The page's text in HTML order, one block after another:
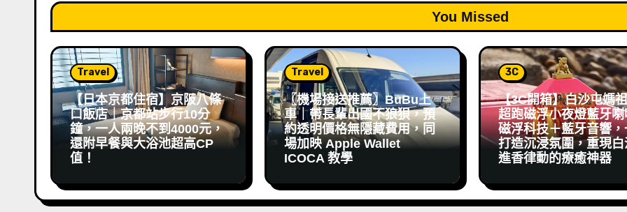
You Missed
Travel
【日本京都住宿】京阪八條
口飯店｜京都站步行10分
鐘，一人兩晚不到4000元，
還附早餐與大浴池超高CP
值！
Travel
〖機場接送推薦〗BuBu上
車｜帶長輩出國不狼狽，預
約透明價格無隱藏費用，同
場加映 Apple Wallet
ICOCA 教學
3C
【3C開箱】白沙屯媽
超跑磁浮小夜燈藍牙喇
磁浮科技＋藍牙音響，
打造沉浸氛圍，重現白
進香律動的療癒神器